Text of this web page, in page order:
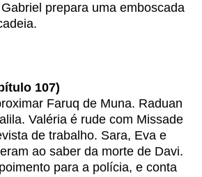
prepara uma emboscada
107)
Faruq de Muna. Raduan
Valéria é rude com Missade
de trabalho. Sara, Eva e
ao saber da morte de Davi.
para a polícia, e conta